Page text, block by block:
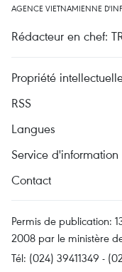
AGENCE VIETNAMIENNE
Rédacteur en chef:
Propriété
RSS
Langues
Service d'information
Contact
Permis de publication:
2008 par le ministère
Tél: (024) 39411349 -